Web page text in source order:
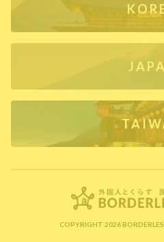
COPYRIGHT 2026